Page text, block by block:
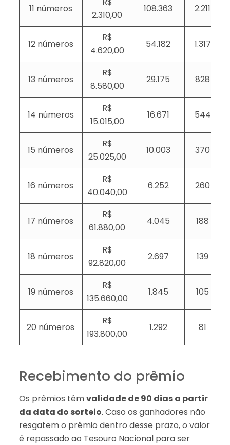
11 números
2.310,00
108.363 2.211
12 números
R$
4.620,00
54.182 1.317
13 números
R$
8.580,00
29.175 828
14 números
R$
15.015,00
16.671 544
15 números
R$
25.025,00
10.003 370
16 números
R$
40.040,00
6.252 260
17 números
R$
61.880,00
4.045 188
18 números
R$
92.820,00
2.697 139
19 números
R$
135.660,00
1.845 105
20 números
R$
193.800,00
1.292 81
Recebimento do prêmio
Os prêmios têmvalidade de 90 dias a partir
da data do sorteio. Caso os ganhadores não
resgatem o prêmio dentro desse prazo, o valor
é repassado ao Tesouro Nacional para ser